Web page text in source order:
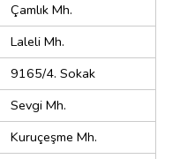
Çamlık Mh.
Laleli Mh.
9165/4. Sokak
Sevgi Mh.
Kuruçeşme Mh.